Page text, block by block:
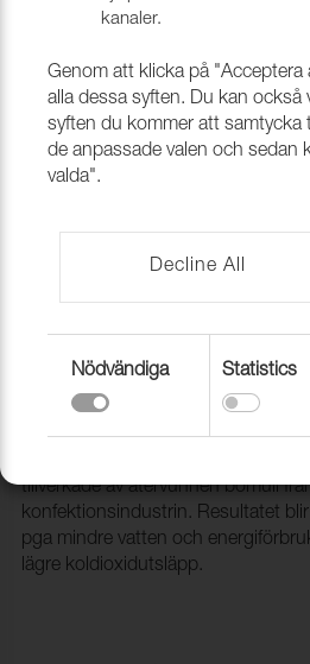
Tyg Generation 111 New
1010114
tillverkade av återvunnen bomull
konfektionsindustrin. Resultatet
pga mindre vatten och
lägre koldioxidutsläpp.
kanaler.
Genom att klicka på "Acceptera
alla dessa syften. Du kan också
syften du kommer att samtycka
de anpassade valen och sedan
valda".
Decline All
Nödvändiga Statistics